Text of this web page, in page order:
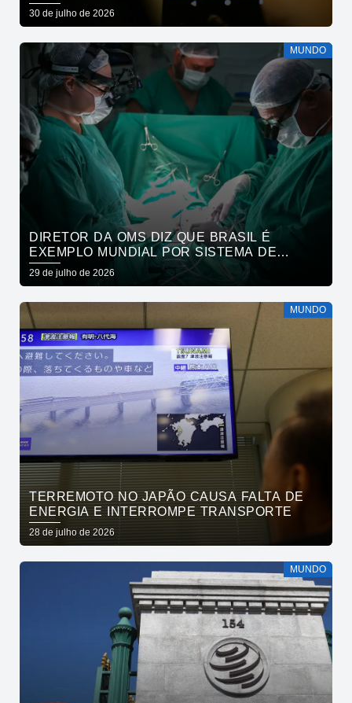
30 de julho de 2026
MUNDO
DIRETOR DA OMS DIZ QUE BRASIL É
EXEMPLO MUNDIAL POR SISTEMA DE
SAÚDE
29 de julho de 2026
MUNDO
TERREMOTO NO JAPÃO CAUSA FALTA DE
ENERGIA E INTERROMPE TRANSPORTE
28 de julho de 2026
MUNDO